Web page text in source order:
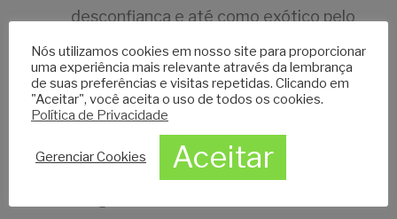
desconfiança e até como exótico pelo
seu islamismo característico.
Currículo:
Mauricio Fabiano Mazur(natural Curitiba-
Paraná) - Professor e pesquisador de
Nós utilizamos cookies em nosso site para proporcionar
uma experiência mais relevante através da lembrança
de suas preferências e visitas repetidas. Clicando em
"Aceitar", você aceita o uso de todos os cookies.
Política de Privacidade
Gerenciar Cookies Aceitar